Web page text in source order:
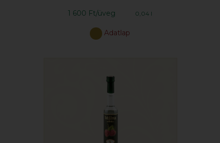
1 600 Ft/üveg 0,04 l
Adatlap